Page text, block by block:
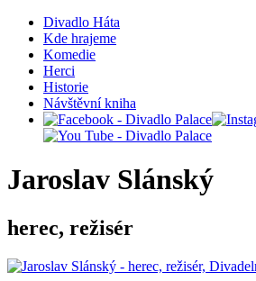
Divadlo Háta
Kde hrajeme
Komedie
Herci
Historie
Návštěvní kniha
Jaroslav Slánský
herec, režisér